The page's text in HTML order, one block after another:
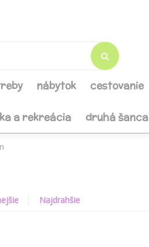
nábytok cestovanie
a rekreácia druhá šanca
Najdrahšie